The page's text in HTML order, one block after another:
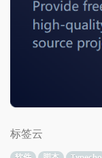
标签云